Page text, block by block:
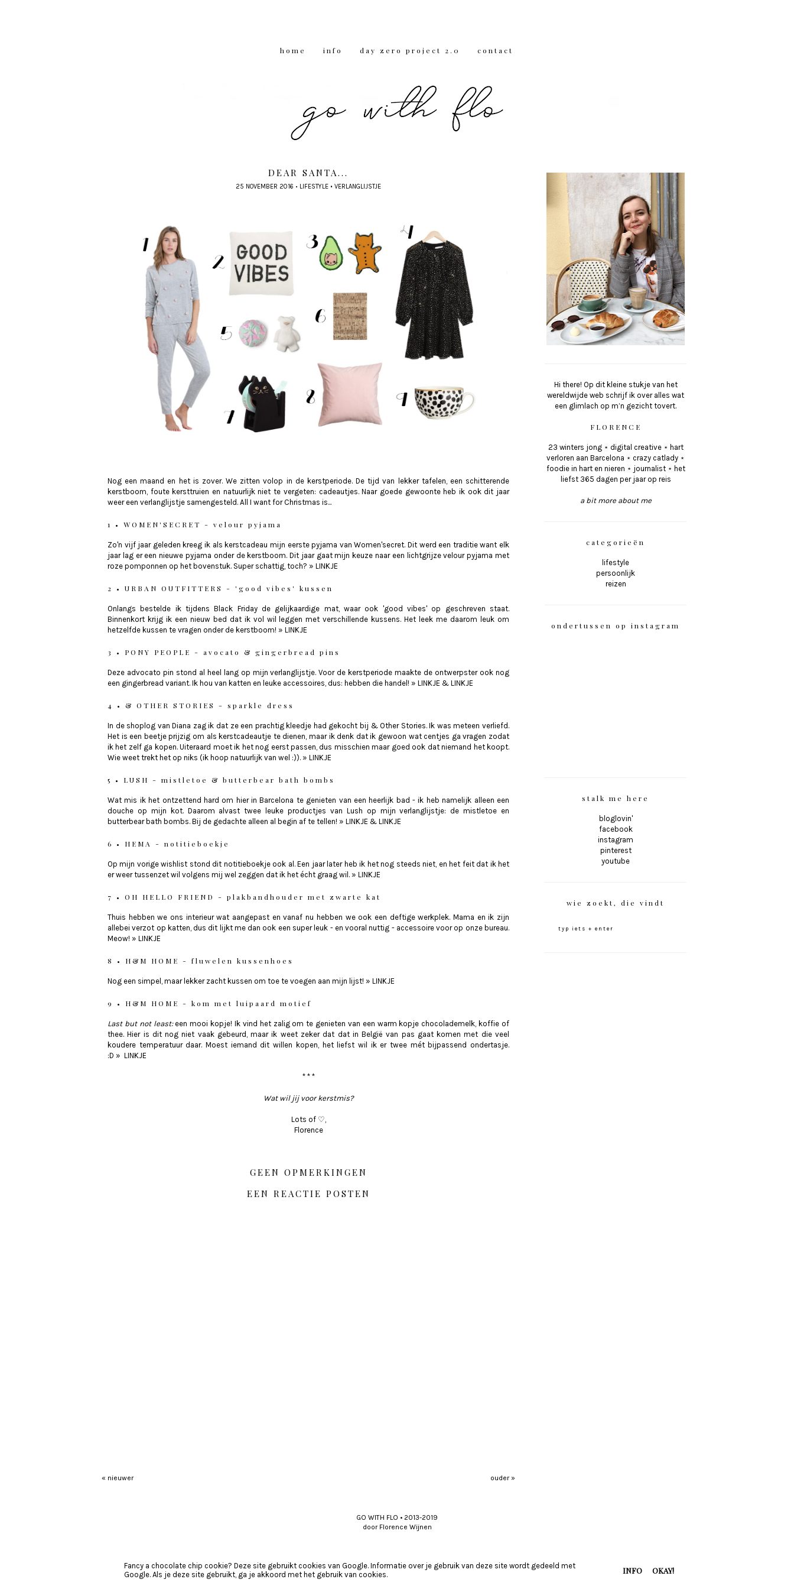
home info day zero project 2.0 contact
DEAR SANTA...
25 NOVEMBER 2016 • LIFESTYLE • VERLANGLIJSTJE
Nog een maand en het is zover. We zitten volop in de kerstperiode. De tijd van lekker tafelen, een schitterende
kerstboom, foute kersttruien en natuurlijk niet te vergeten: cadeautjes. Naar goede gewoonte heb ik ook dit jaar
weer een verlanglijstje samengesteld. All I want for Christmas is...
1 • WOMEN'SECRET - velour pyjama
Zo'n vijf jaar geleden kreeg ik als kerstcadeau mijn eerste pyjama van Women'secret. Dit werd een traditie want elk
jaar lag er een nieuwe pyjama onder de kerstboom. Dit jaar gaat mijn keuze naar een lichtgrijze velour pyjama met
roze pomponnen op het bovenstuk. Super schattig, toch? » LINKJE
2 • URBAN OUTFITTERS - 'good vibes' kussen
Onlangs bestelde ik tijdens Black Friday de gelijkaardige mat, waar ook 'good vibes' op geschreven staat.
Binnenkort krijg ik een nieuw bed dat ik vol wil leggen met verschillende kussens. Het leek me daarom leuk om
hetzelfde kussen te vragen onder de kerstboom! » LINKJE
3 • PONY PEOPLE - avocato & gingerbread pins
Deze advocato pin stond al heel lang op mijn verlanglijstje. Voor de kerstperiode maakte de ontwerpster ook nog
een gingerbread variant. Ik hou van katten en leuke accessoires, dus: hebben die handel! » LINKJE & LINKJE
4 • & OTHER STORIES - sparkle dress
In de shoplog van Diana zag ik dat ze een prachtig kleedje had gekocht bij & Other Stories. Ik was meteen verliefd.
Het is een beetje prijzig om als kerstcadeautje te dienen, maar ik denk dat ik gewoon wat centjes ga vragen zodat
ik het zelf ga kopen. Uiteraard moet ik het nog eerst passen, dus misschien maar goed ook dat niemand het koopt.
Wie weet trekt het op niks (ik hoop natuurlijk van wel :)). » LINKJE
5 • LUSH - mistletoe & butterbear bath bombs
Wat mis ik het ontzettend hard om hier in Barcelona te genieten van een heerlijk bad - ik heb namelijk alleen een
douche op mijn kot. Daarom alvast twee leuke productjes van Lush op mijn verlanglijstje: de mistletoe en
butterbear bath bombs. Bij de gedachte alleen al begin af te tellen! » LINKJE & LINKJE
6 • HEMA - notitieboekje
Op mijn vorige wishlist stond dit notitieboekje ook al. Een jaar later heb ik het nog steeds niet, en het feit dat ik het
er weer tussenzet wil volgens mij wel zeggen dat ik het écht graag wil. » LINKJE
7 • OH HELLO FRIEND - plakbandhouder met zwarte kat
Thuis hebben we ons interieur wat aangepast en vanaf nu hebben we ook een deftige werkplek. Mama en ik zijn
allebei verzot op katten, dus dit lijkt me dan ook een super leuk - en vooral nuttig - accessoire voor op onze bureau.
Meow! » LINKJE
8 • H&M HOME - fluwelen kussenhoes
Nog een simpel, maar lekker zacht kussen om toe te voegen aan mijn lijst! » LINKJE
9 • H&M HOME - kom met luipaard motief
Last but not least: een mooi kopje! Ik vind het zalig om te genieten van een warm kopje chocolademelk, koffie of
thee. Hier is dit nog niet vaak gebeurd, maar ik weet zeker dat dat in België van pas gaat komen met die veel
koudere temperatuur daar. Moest iemand dit willen kopen, het liefst wil ik er twee mét bijpassend ondertasje.
:D » LINKJE
* * *
Wat wil jij voor kerstmis?
Lots of ♡,
Florence
GEEN OPMERKINGEN
EEN REACTIE POSTEN
« nieuwer ouder »
Hi there! Op dit kleine stukje van het
wereldwijde web schrijf ik over alles wat
een glimlach op m’n gezicht tovert.
FLORENCE
23 winters jong ⋆ digital creative ⋆ hart
verloren aan Barcelona ⋆ crazy catlady ⋆
foodie in hart en nieren ⋆ journalist ⋆ het
liefst 365 dagen per jaar op reis
a bit more about me
categorieën
lifestyle
persoonlijk
reizen
ondertussen op instagram
stalk me here
bloglovin'
facebook
instagram
pinterest
youtube
wie zoekt, die vindt
GO WITH FLO • 2013-2019
door Florence Wijnen
Fancy a chocolate chip cookie? Deze site gebruikt cookies van Google. Informatie over je gebruik van deze site wordt gedeeld met
Google. Als je deze site gebruikt, ga je akkoord met het gebruik van cookies.
INFO OKAY!